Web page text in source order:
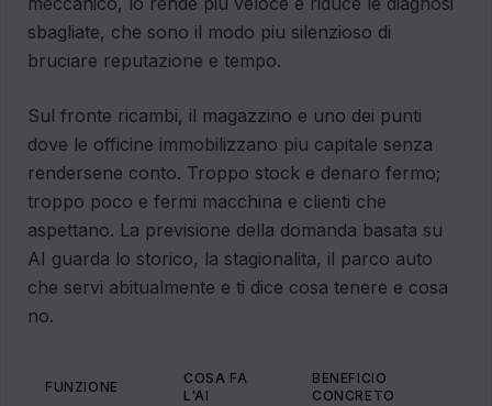
sbagliate, che sono il modo piu silenzioso di
bruciare reputazione e tempo.
Sul fronte ricambi, il magazzino e uno dei punti
dove le officine immobilizzano piu capitale senza
rendersene conto. Troppo stock e denaro fermo;
troppo poco e fermi macchina e clienti che
aspettano. La previsione della domanda basata su
AI guarda lo storico, la stagionalita, il parco auto
che servi abitualmente e ti dice cosa tenere e cosa
no.
FUNZIONE
COSA FA
L'AI
BENEFICIO
CONCRETO